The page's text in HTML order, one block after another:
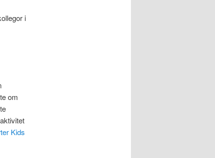
i
om
Kids